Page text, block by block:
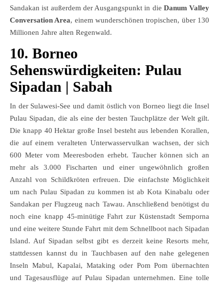
Sandakan ist außerdem der Ausgangspunkt in die Danum Valley
Conversation Area, einem wunderschönen tropischen, über 130
Millionen Jahre alten Regenwald.
10. Borneo
Sehenswürdigkeiten: Pulau
Sipadan | Sabah
In der Sulawesi-See und damit östlich von Borneo liegt die Insel
Pulau Sipadan, die als eine der besten Tauchplätze der Welt gilt.
Die knapp 40 Hektar große Insel besteht aus lebenden Korallen,
die auf einem veralteten Unterwasservulkan wachsen, der sich
600 Meter vom Meeresboden erhebt. Taucher können sich an
mehr als 3.000 Fischarten und einer ungewöhnlich großen
Anzahl von Schildkröten erfreuen. Die einfachste Möglichkeit
um nach Pulau Sipadan zu kommen ist ab Kota Kinabalu oder
Sandakan per Flugzeug nach Tawau. Anschließend benötigst du
noch eine knapp 45-minütige Fahrt zur Küstenstadt Semporna
und eine weitere Stunde Fahrt mit dem Schnellboot nach Sipadan
Island. Auf Sipadan selbst gibt es derzeit keine Resorts mehr,
stattdessen kannst du in Tauchbasen auf den nahe gelegenen
Inseln Mabul, Kapalai, Mataking oder Pom Pom übernachten
und Tagesausflüge auf Pulau Sipadan unternehmen. Eine tolle